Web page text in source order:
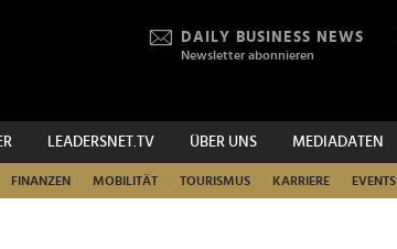
DAILY BUSINESS NEWS
Newsletter abonnieren
LEADERSNET.TV ÜBER UNS MEDIADATEN
FINANZEN MOBILITÄT TOURISMUS KARRIERE EVENTS